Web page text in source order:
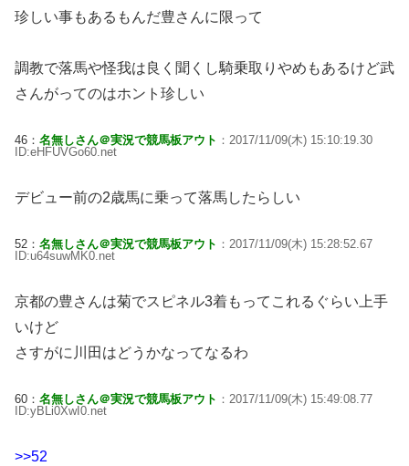
珍しい事もあるもんだ豊さんに限って
調教で落馬や怪我は良く聞くし騎乗取りやめもあるけど武
さんがってのはホント珍しい
46： 名無しさん＠実況で競馬板アウト ：2017/11/09(木) 15:10:19.30
ID:eHFUVGo60.net
デビュー前の2歳馬に乗って落馬したらしい
52： 名無しさん＠実況で競馬板アウト ：2017/11/09(木) 15:28:52.67
ID:u64suwMK0.net
京都の豊さんは菊でスピネル3着もってこれるぐらい上手
いけど
さすがに川田はどうかなってなるわ
60： 名無しさん＠実況で競馬板アウト ：2017/11/09(木) 15:49:08.77
ID:yBLi0XwI0.net
>>52